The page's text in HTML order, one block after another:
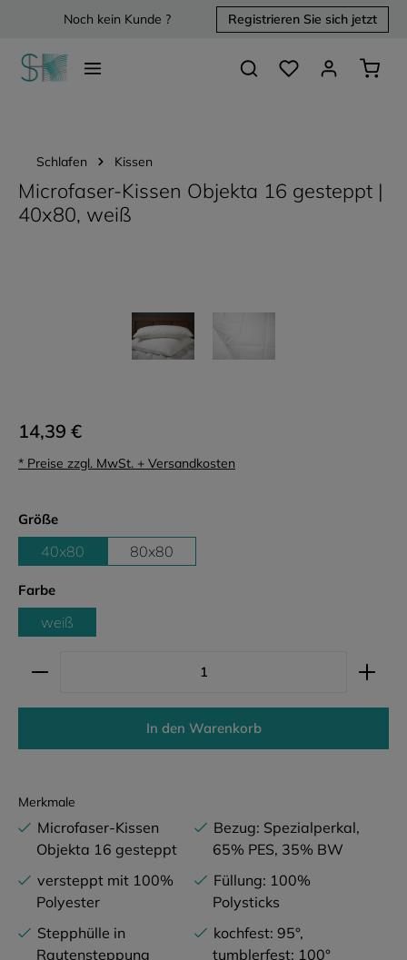
springenNoch kein Kunde ? Registrieren Sie sich jetzt
Du hast 0 Produkte
Schlafen Kissen
Microfaser-Kissen Objekta 16 gesteppt |
40x80, weiß
14,39 €
* Preise zzgl. MwSt. + Versandkosten
Größeauswählen
40x80 80x80
Farbeauswählen
weiß
Produkt Anzahl: Gib den gewünschten Wert ein
In den Warenkorb
Merkmale
Microfaser-Kissen
Objekta 16 gesteppt
Bezug: Spezialperkal,
65% PES, 35% BW
versteppt mit 100%
Polyester
Füllung: 100%
Polysticks
Stepphülle in
Rautensteppung
kochfest: 95°,
tumblerfest: 100°